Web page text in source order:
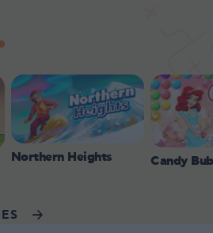
Northern Heights Candy